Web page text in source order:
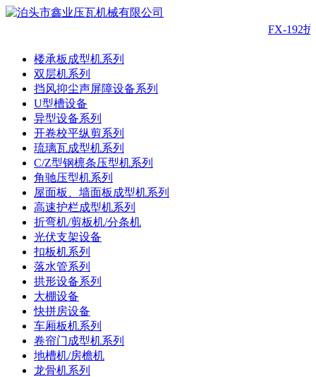
FX-192
楼承板成型机系列
双层机系列
挡风抑尘声屏障设备系列
U型槽设备
异型设备系列
开卷校平纵剪系列
琉璃瓦成型机系列
C/Z型钢檩条压型机系列
角驰压型机系列
屋面板、墙面板成型机系列
高速护栏成型机系列
折弯机/剪板机/分条机
光伏支架设备
扣板机系列
落水管系列
拱形设备系列
大棚设备
快拼房设备
车厢板机系列
卷帘门成型机系列
地槽机/房檐机
龙骨机系列